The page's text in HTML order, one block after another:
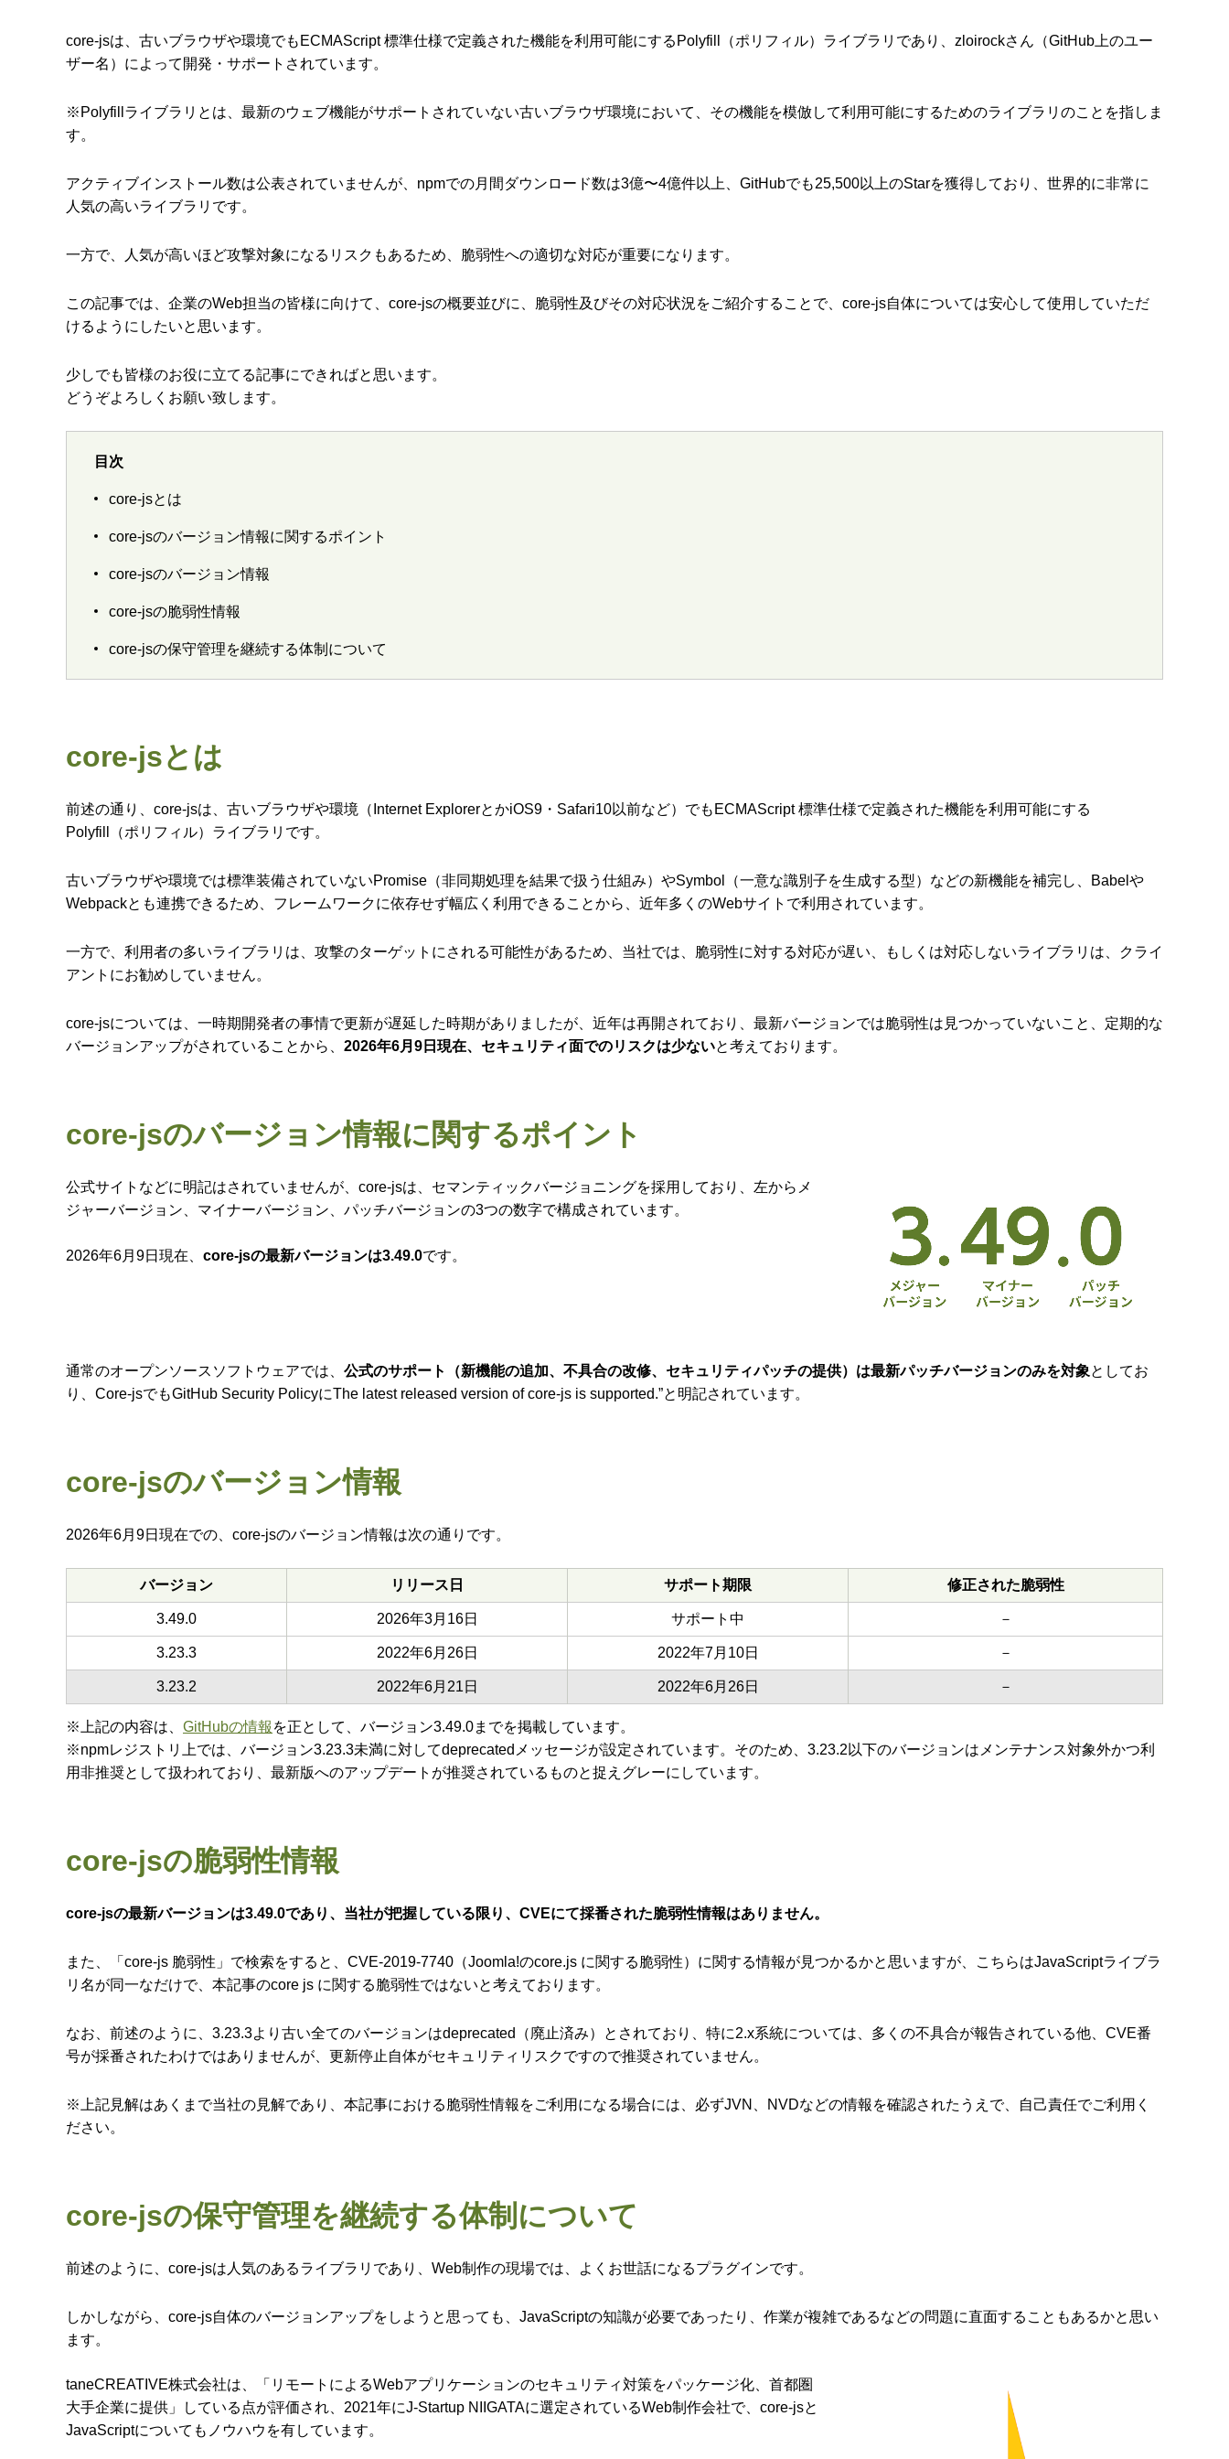
core-jsは、古いブラウザや環境でもECMAScript 標準仕様で定義された機能を利用可能にするPolyfill（ポリフィル）ライブラリであり、zloirockさん（GitHub上のユー
ザー名）によって開発・サポートされています。
※Polyfillライブラリとは、最新のウェブ機能がサポートされていない古いブラウザ環境において、その機能を模倣して利用可能にするためのライブラリのことを指しま
す。
アクティブインストール数は公表されていませんが、npmでの月間ダウンロード数は3億〜4億件以上、GitHubでも25,500以上のStarを獲得しており、世界的に非常に
人気の高いライブラリです。
一方で、人気が高いほど攻撃対象になるリスクもあるため、脆弱性への適切な対応が重要になります。
この記事では、企業のWeb担当の皆様に向けて、core-jsの概要並びに、脆弱性及びその対応状況をご紹介することで、core-js自体については安心して使用していただ
けるようにしたいと思います。
少しでも皆様のお役に立てる記事にできればと思います。
どうぞよろしくお願い致します。
目次
core-jsとは
core-jsのバージョン情報に関するポイント
core-jsのバージョン情報
core-jsの脆弱性情報
core-jsの保守管理を継続する体制について
core-jsとは
前述の通り、core-jsは、古いブラウザや環境（Internet ExplorerとかiOS9・Safari10以前など）でもECMAScript 標準仕様で定義された機能を利用可能にする
Polyfill（ポリフィル）ライブラリです。
古いブラウザや環境では標準装備されていないPromise（非同期処理を結果で扱う仕組み）やSymbol（一意な識別子を生成する型）などの新機能を補完し、Babelや
Webpackとも連携できるため、フレームワークに依存せず幅広く利用できることから、近年多くのWebサイトで利用されています。
一方で、利用者の多いライブラリは、攻撃のターゲットにされる可能性があるため、当社では、脆弱性に対する対応が遅い、もしくは対応しないライブラリは、クライ
アントにお勧めしていません。
core-jsについては、一時期開発者の事情で更新が遅延した時期がありましたが、近年は再開されており、最新バージョンでは脆弱性は見つかっていないこと、定期的な
バージョンアップがされていることから、 2026年6月9日現在、セキュリティ面でのリスクは少ないと考えております。
core-jsのバージョン情報に関するポイント
公式サイトなどに明記はされていませんが、core-jsは、セマンティックバージョニングを採用しており、左からメ
ジャーバージョン、マイナーバージョン、パッチバージョンの3つの数字で構成されています。
2026年6月9日現在、 core-jsの最新バージョンは3.49.0です。
通常のオープンソースソフトウェアでは、 公式のサポート（新機能の追加、不具合の改修、セキュリティパッチの提供）は最新パッチバージョンのみを対象としてお
り、Core-jsでもGitHub Security PolicyにThe latest released version of core-js is supported.”と明記されています。
core-jsのバージョン情報
2026年6月9日現在での、core-jsのバージョン情報は次の通りです。
バージョン リリース日 サポート期限 修正された脆弱性
3.49.0 2026年3月16日 サポート中 －
3.23.3 2022年6月26日 2022年7月10日 －
3.23.2 2022年6月21日 2022年6月26日 －
※上記の内容は、 GitHubの情報 を正として、バージョン3.49.0までを掲載しています。
※npmレジストリ上では、バージョン3.23.3未満に対してdeprecatedメッセージが設定されています。そのため、3.23.2以下のバージョンはメンテナンス対象外かつ利
用非推奨として扱われており、最新版へのアップデートが推奨されているものと捉えグレーにしています。
core-jsの脆弱性情報
core-jsの最新バージョンは3.49.0であり、当社が把握している限り、CVEにて採番された脆弱性情報はありません。
また、「core-js 脆弱性」で検索をすると、CVE‑2019‑7740（Joomla!のcore.js に関する脆弱性）に関する情報が見つかるかと思いますが、こちらはJavaScriptライブラ
リ名が同一なだけで、本記事のcore js に関する脆弱性ではないと考えております。
なお、前述のように、3.23.3より古い全てのバージョンはdeprecated（廃止済み）とされており、特に2.x系統については、多くの不具合が報告されている他、CVE番
号が採番されたわけではありませんが、更新停止自体がセキュリティリスクですので推奨されていません。
※上記見解はあくまで当社の見解であり、本記事における脆弱性情報をご利用になる場合には、必ずJVN、NVDなどの情報を確認されたうえで、自己責任でご利用く
ださい。
core-jsの保守管理を継続する体制について
前述のように、core-jsは人気のあるライブラリであり、Web制作の現場では、よくお世話になるプラグインです。
しかしながら、core-js自体のバージョンアップをしようと思っても、JavaScriptの知識が必要であったり、作業が複雑であるなどの問題に直面することもあるかと思い
ます。
taneCREATIVE株式会社は、「リモートによるWebアプリケーションのセキュリティ対策をパッケージ化、首都圏
大手企業に提供」している点が評価され、2021年にJ-Startup NIIGATAに選定されているWeb制作会社で、core-jsと
JavaScriptについてもノウハウを有しています。